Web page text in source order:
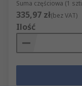
Suma częściowa (1
335,97 zł(bez VAT)
Ilość